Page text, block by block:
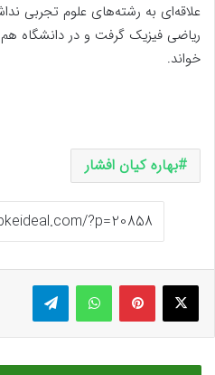
علاقه‌ای به رشته‌های علوم تجربی
ریاضی فیزیک گرفت و در دانشگاه
خواند.
بهاره کیان افشار
ایکس پینتریستواتس آپ تلگرام